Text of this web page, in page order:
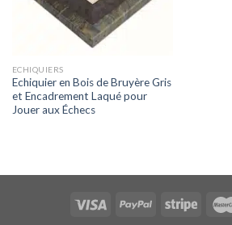
ECHIQUIERS
Echiquier en Bois de Bruyère Gris
et Encadrement Laqué pour
Jouer aux Échecs